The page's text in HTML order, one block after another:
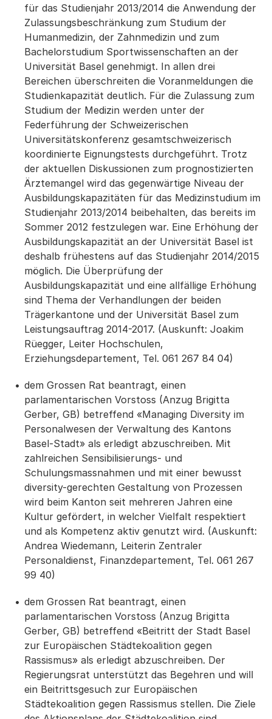
für das Studienjahr 2013/2014 die Anwendung der
Zulassungsbeschränkung zum Studium der
Humanmedizin, der Zahnmedizin und zum
Bachelorstudium Sportwissenschaften an der
Universität Basel genehmigt. In allen drei
Bereichen überschreiten die Voranmeldungen die
Studienkapazität deutlich. Für die Zulassung zum
Studium der Medizin werden unter der
Federführung der Schweizerischen
Universitätskonferenz gesamtschweizerisch
koordinierte Eignungstests durchgeführt. Trotz
der aktuellen Diskussionen zum prognostizierten
Ärztemangel wird das gegenwärtige Niveau der
Ausbildungskapazitäten für das Medizinstudium im
Studienjahr 2013/2014 beibehalten, das bereits im
Sommer 2012 festzulegen war. Eine Erhöhung der
Ausbildungskapazität an der Universität Basel ist
deshalb frühestens auf das Studienjahr 2014/2015
möglich. Die Überprüfung der
Ausbildungskapazität und eine allfällige Erhöhung
sind Thema der Verhandlungen der beiden
Trägerkantone und der Universität Basel zum
Leistungsauftrag 2014-2017. (Auskunft: Joakim
Rüegger, Leiter Hochschulen,
Erziehungsdepartement, Tel. 061 267 84 04)
dem Grossen Rat beantragt, einen
parlamentarischen Vorstoss (Anzug Brigitta
Gerber, GB) betreffend «Managing Diversity im
Personalwesen der Verwaltung des Kantons
Basel-Stadt» als erledigt abzuschreiben. Mit
zahlreichen Sensibilisierungs- und
Schulungsmassnahmen und mit einer bewusst
diversity-gerechten Gestaltung von Prozessen
wird beim Kanton seit mehreren Jahren eine
Kultur gefördert, in welcher Vielfalt respektiert
und als Kompetenz aktiv genutzt wird. (Auskunft:
Andrea Wiedemann, Leiterin Zentraler
Personaldienst, Finanzdepartement, Tel. 061 267
99 40)
dem Grossen Rat beantragt, einen
parlamentarischen Vorstoss (Anzug Brigitta
Gerber, GB) betreffend «Beitritt der Stadt Basel
zur Europäischen Städtekoalition gegen
Rassismus» als erledigt abzuschreiben. Der
Regierungsrat unterstützt das Begehren und will
ein Beitrittsgesuch zur Europäischen
Städtekoalition gegen Rassismus stellen. Die Ziele